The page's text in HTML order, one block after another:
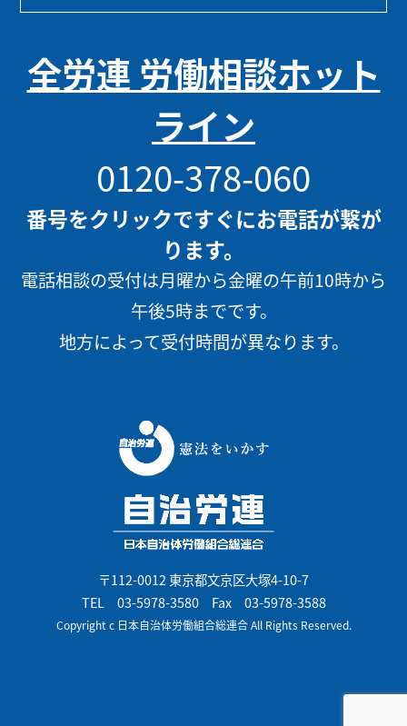
全労連 労働相談ホット
ライン
0120-378-060
番号をクリックですぐにお電話が繋が
ります。
電話相談の受付は月曜から金曜の午前10時から
午後5時までです。
地方によって受付時間が異なります。
〒112-0012 東京都文京区大塚4-10-7
TEL 03-5978-3580Fax 03-5978-3588
Copyright c 日本自治体労働組合総連合 All Rights Reserved.